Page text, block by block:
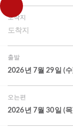
도착지
도착지
출발
2026년 7월 29일 (
오는편
2026년 7월 30일 (